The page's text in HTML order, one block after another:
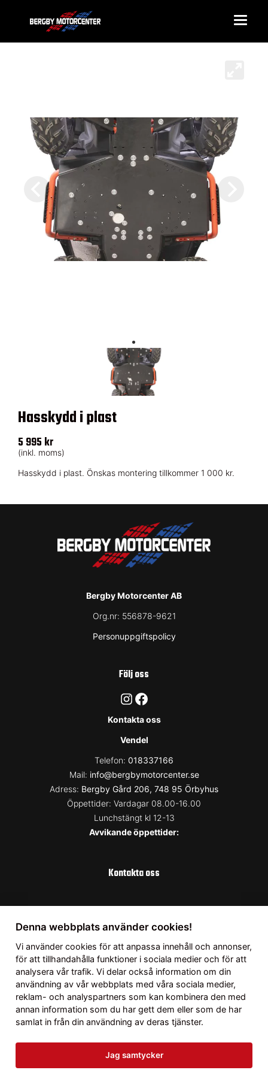
Hasskydd i plast
5 995 kr
(inkl. moms)
Hasskydd i plast. Önskas montering tillkommer 1 000 kr.
Bergby Motorcenter AB
Org.nr: 556878-9621
Personuppgiftspolicy
Följ oss
Instagram
Facebook
Kontakta oss
Vendel
Telefon: 018337166
Mail: info@bergbymotorcenter.se
Adress: Bergby Gård 206, 748 95 Örbyhus
Öppettider: Vardagar 08.00-16.00
Lunchstängt kl 12-13
Avvikande öppettider:
Kontakta oss
Uppsala
Telefon:018337166
Mail:info@bergbymotorcenter.se
Adress: Fullerö 123, 755 94 Uppsala
Öppettider: Vardagar 08.00-17.00
Lördag 10.00-14.00
Avvikande öppettider:
Denna webbplats använder cookies!
Vi använder cookies för att anpassa innehåll och annonser,
för att tillhandahålla funktioner i sociala medier och för att
analysera vår trafik. Vi delar också information om din
användning av vår webbplats med våra sociala medier,
reklam- och analyspartners som kan kombinera den med
annan information som du har gett dem eller som de har
samlat in från din användning av deras tjänster.
Jag samtycker